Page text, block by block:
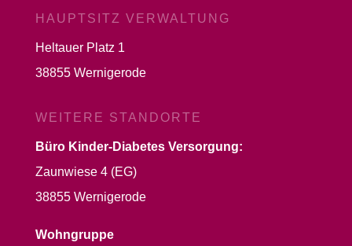
HAUPTSITZ VERWALTUNG
Heltauer Platz 1
38855 Wernigerode
WEITERE STANDORTE
Büro Kinder-Diabetes Versorgung:
Zaunwiese 4 (EG)
38855 Wernigerode
Wohngruppe